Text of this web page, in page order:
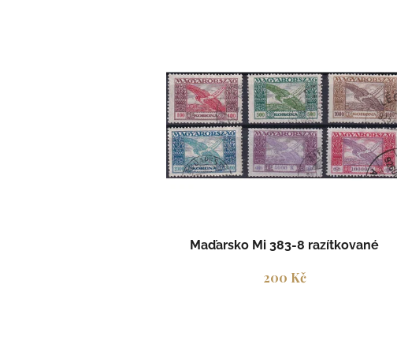
p
s
p
r
o
d
Maďarsko Mi 383-8 razítkované
200 Kč